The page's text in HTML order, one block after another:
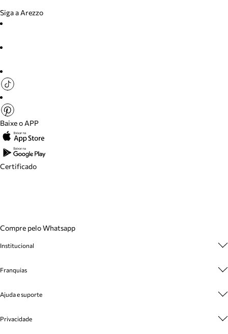
Siga a Arezzo
Baixe o APP
Certificado
Compre pelo Whatsapp
Institucional
Cashback
Venda Corporativa
Mapa do Site
Franquias
Plano de Negócio
Ajuda e suporte
Cadastro
Privacidade